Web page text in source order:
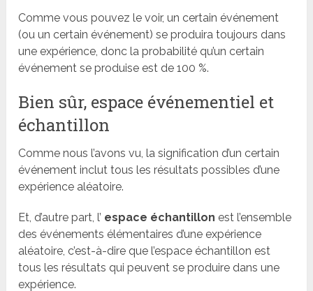
Comme vous pouvez le voir, un certain événement
(ou un certain événement) se produira toujours dans
une expérience, donc la probabilité qu’un certain
événement se produise est de 100 %.
Bien sûr, espace événementiel et
échantillon
Comme nous l’avons vu, la signification d’un certain
événement inclut tous les résultats possibles d’une
expérience aléatoire.
Et, d’autre part, l’ espace échantillon est l’ensemble
des événements élémentaires d’une expérience
aléatoire, c’est-à-dire que l’espace échantillon est
tous les résultats qui peuvent se produire dans une
expérience.